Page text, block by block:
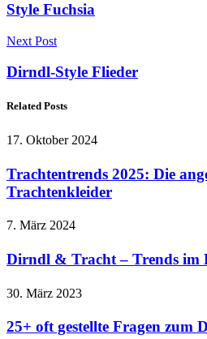
Style Fuchsia
Next Post
Dirndl-Style Flieder
Related Posts
17. Oktober 2024
Trachtentrends 2025: Die
Trachtenkleider
7. März 2024
Dirndl & Tracht – Trends im
30. März 2023
25+ oft gestellte Fragen zum